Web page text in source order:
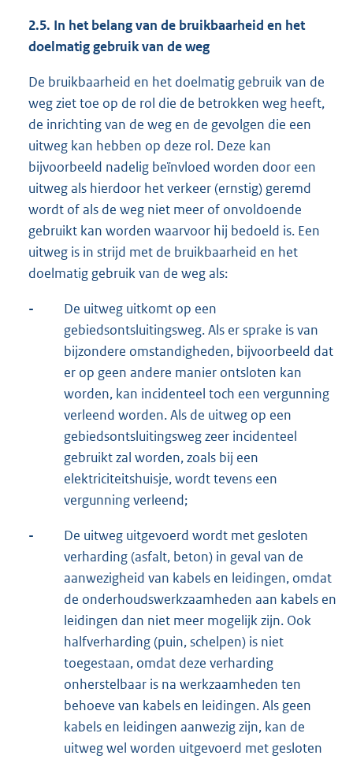
2.5. In het belang van de bruikbaarheid en het
doelmatig gebruik van de weg
De bruikbaarheid en het doelmatig gebruik van de
weg ziet toe op de rol die de betrokken weg heeft,
de inrichting van de weg en de gevolgen die een
uitweg kan hebben op deze rol. Deze kan
bijvoorbeeld nadelig beïnvloed worden door een
uitweg als hierdoor het verkeer (ernstig) geremd
wordt of als de weg niet meer of onvoldoende
gebruikt kan worden waarvoor hij bedoeld is. Een
uitweg is in strijd met de bruikbaarheid en het
doelmatig gebruik van de weg als:
-
De uitweg uitkomt op een
gebiedsontsluitingsweg. Als er sprake is van
bijzondere omstandigheden, bijvoorbeeld dat
er op geen andere manier ontsloten kan
worden, kan incidenteel toch een vergunning
verleend worden. Als de uitweg op een
gebiedsontsluitingsweg zeer incidenteel
gebruikt zal worden, zoals bij een
elektriciteitshuisje, wordt tevens een
vergunning verleend;
-
De uitweg uitgevoerd wordt met gesloten
verharding (asfalt, beton) in geval van de
aanwezigheid van kabels en leidingen, omdat
de onderhoudswerkzaamheden aan kabels en
leidingen dan niet meer mogelijk zijn. Ook
halfverharding (puin, schelpen) is niet
toegestaan, omdat deze verharding
onherstelbaar is na werkzaamheden ten
behoeve van kabels en leidingen. Als geen
kabels en leidingen aanwezig zijn, kan de
uitweg wel worden uitgevoerd met gesloten